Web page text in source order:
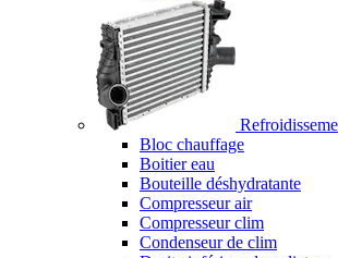
Bloc chauffage
Boitier eau
Bouteille déshydratante
Compresseur air
Compresseur clim
Condenseur de clim